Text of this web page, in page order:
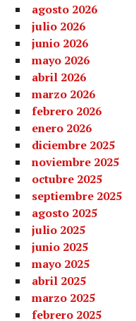
agosto 2026
julio 2026
junio 2026
mayo 2026
abril 2026
marzo 2026
febrero 2026
enero 2026
diciembre 2025
noviembre 2025
octubre 2025
septiembre 2025
agosto 2025
julio 2025
junio 2025
mayo 2025
abril 2025
marzo 2025
febrero 2025